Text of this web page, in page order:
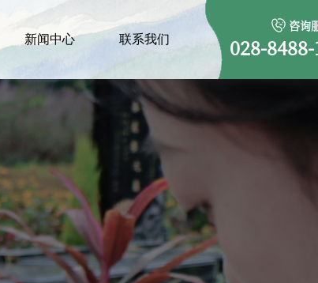
新闻中心 联系我们
咨询
028-